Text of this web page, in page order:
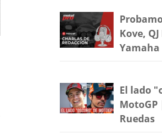
Kove,
El lado
MotoGP
Ruedas